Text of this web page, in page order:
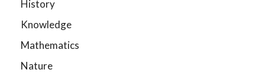
History
Knowledge
Mathematics
Nature